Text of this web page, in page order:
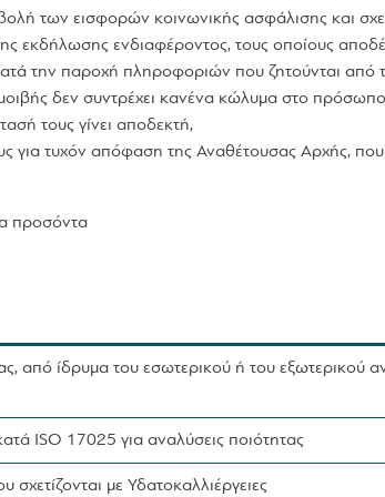
των εισφορών κοινωνικής ασφάλισης και
ενδιαφέροντος, τους οποίους
την παροχή πληροφοριών που ζητούνται
δεν συντρέχει κανένα κώλυμα στο
τους γίνει αποδεκτή,
για τυχόν απόφαση της Αναθέτουσας Αρχής,
προσόντα
από ίδρυμα του εσωτερικού ή του εξωτερικού
ISO 17025 για αναλύσεις ποιότητας
με Υδατοκαλλιέργειες